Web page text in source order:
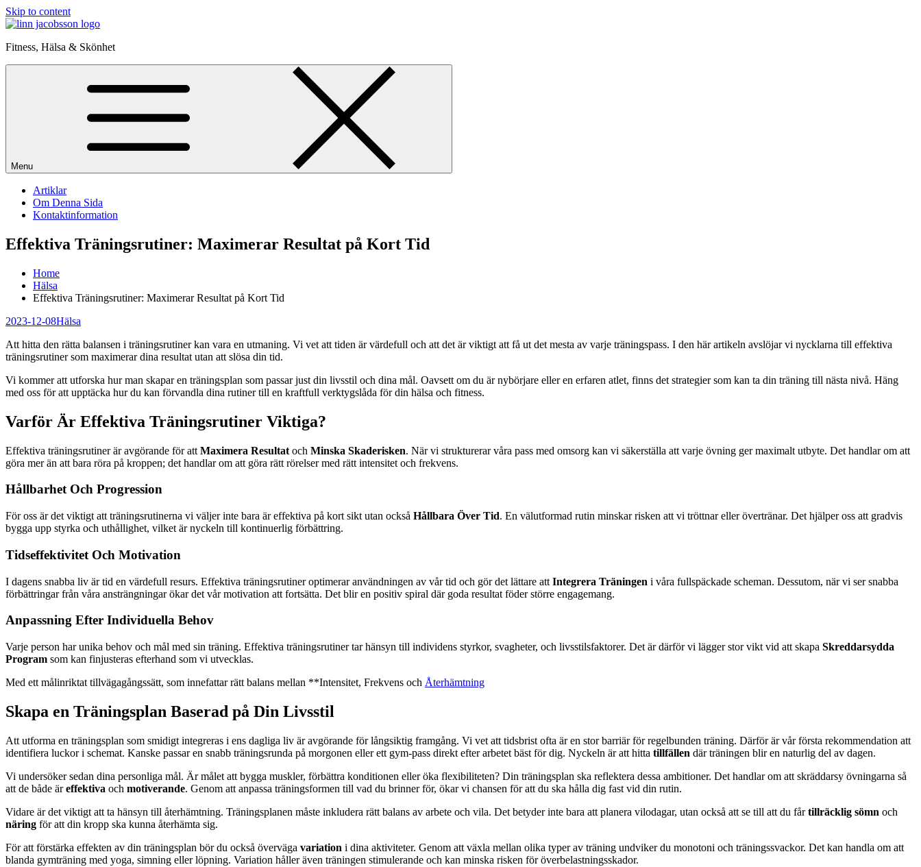
Skip to content
Fitness, Hälsa & Skönhet
Menu
Artiklar
Om Denna Sida
Kontaktinformation
Effektiva Träningsrutiner: Maximerar Resultat på Kort Tid
Home
Hälsa
Effektiva Träningsrutiner: Maximerar Resultat på Kort Tid
2023-12-08Hälsa
Att hitta den rätta balansen i träningsrutiner kan vara en utmaning. Vi vet att tiden är värdefull och att det är viktigt att få ut det mesta av varje träningspass. I den här artikeln avslöjar vi nycklarna till effektiva
träningsrutiner som maximerar dina resultat utan att slösa din tid.
Vi kommer att utforska hur man skapar en träningsplan som passar just din livsstil och dina mål. Oavsett om du är nybörjare eller en erfaren atlet, finns det strategier som kan ta din träning till nästa nivå. Häng
med oss för att upptäcka hur du kan förvandla dina rutiner till en kraftfull verktygslåda för din hälsa och fitness.
Varför Är Effektiva Träningsrutiner Viktiga?
Effektiva träningsrutiner är avgörande för att Maximera Resultat och Minska Skaderisken. När vi strukturerar våra pass med omsorg kan vi säkerställa att varje övning ger maximalt utbyte. Det handlar om att
göra mer än att bara röra på kroppen; det handlar om att göra rätt rörelser med rätt intensitet och frekvens.
Hållbarhet Och Progression
För oss är det viktigt att träningsrutinerna vi väljer inte bara är effektiva på kort sikt utan också Hållbara Över Tid. En välutformad rutin minskar risken att vi tröttnar eller övertränar. Det hjälper oss att gradvis
bygga upp styrka och uthållighet, vilket är nyckeln till kontinuerlig förbättring.
Tidseffektivitet Och Motivation
I dagens snabba liv är tid en värdefull resurs. Effektiva träningsrutiner optimerar användningen av vår tid och gör det lättare att Integrera Träningen i våra fullspäckade scheman. Dessutom, när vi ser snabba
förbättringar från våra ansträngningar ökar det vår motivation att fortsätta. Det blir en positiv spiral där goda resultat föder större engagemang.
Anpassning Efter Individuella Behov
Varje person har unika behov och mål med sin träning. Effektiva träningsrutiner tar hänsyn till individens styrkor, svagheter, och livsstilsfaktorer. Det är därför vi lägger stor vikt vid att skapa Skreddarsydda
Program som kan finjusteras efterhand som vi utvecklas.
Med ett målinriktat tillvägagångssätt, som innefattar rätt balans mellan **Intensitet, Frekvens och Återhämtning
Skapa en Träningsplan Baserad på Din Livsstil
Att utforma en träningsplan som smidigt integreras i ens dagliga liv är avgörande för långsiktig framgång. Vi vet att tidsbrist ofta är en stor barriär för regelbunden träning. Därför är vår första rekommendation att
identifiera luckor i schemat. Kanske passar en snabb träningsrunda på morgonen eller ett gym-pass direkt efter arbetet bäst för dig. Nyckeln är att hitta tillfällen där träningen blir en naturlig del av dagen.
Vi undersöker sedan dina personliga mål. Är målet att bygga muskler, förbättra konditionen eller öka flexibiliteten? Din träningsplan ska reflektera dessa ambitioner. Det handlar om att skräddarsy övningarna så
att de både äreffektiva och motiverande. Genom att anpassa träningsformen till vad du brinner för, ökar vi chansen för att du ska hålla dig fast vid din rutin.
Vidare är det viktigt att ta hänsyn till återhämtning. Träningsplanen måste inkludera rätt balans av arbete och vila. Det betyder inte bara att planera vilodagar, utan också att se till att du fårtillräcklig sömn och
näring för att din kropp ska kunna återhämta sig.
För att förstärka effekten av din träningsplan bör du också överväga variation i dina aktiviteter. Genom att växla mellan olika typer av träning undviker du monotoni och träningssvackor. Det kan handla om att
blanda gymträning med yoga, simning eller löpning. Variation håller även träningen stimulerande och kan minska risken för överbelastningsskador.